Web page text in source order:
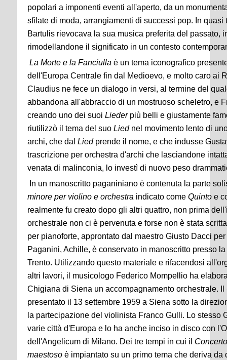
popolari a imponenti eventi all'aperto, da un
sfilate di moda, arrangiamenti di successi pop. In quasi
Bartulis rievocava la sua musica preferita del passato,
rimodellandone il significato in un contesto
La Morte e la Fanciulla è un tema iconografico
dell'Europa Centrale fin dal Medioevo, e molto caro ai
Claudius ne fece un dialogo in versi, al termine del
abbandona all'abbraccio di un mostruoso scheletro, e
creando uno dei suoi Liederpiù belli e giustamente
riutilizzò il tema del suo Lied nel movimento lento di
archi, che dal Liedprende il nome, e che indusse
trascrizione per orchestra d'archi che lasciandone
venata di malinconia, lo investì di nuovo peso
In un manoscritto paganiniano è contenuta la parte
minore per violino e orchestra indicato come Quinto e
realmente fu creato dopo gli altri quattro, non prima
orchestrale non ci è pervenuta e forse non è stata
per pianoforte, approntato dal maestro Giusto Dacci
Paganini, Achille, è conservato in manoscritto presso
Trento. Utilizzando questo materiale e rifacendosi
altri lavori, il musicologo Federico Mompellio ha
Chigiana di Siena un accompagnamento orchestrale. Il
presentato il 13 settembre 1959 a Siena sotto la
la partecipazione del violinista Franco Gulli. Lo stesso
varie città d'Europa e lo ha anche inciso in disco con
dell'Angelicum di Milano. Dei tre tempi in cui il Concerto
maestoso è impiantato su un primo tema che deriva